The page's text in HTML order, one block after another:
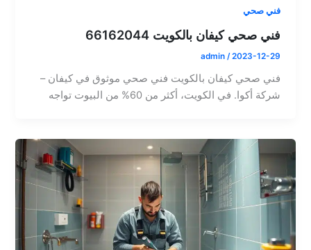
فني صحي
فني صحي كيفان بالكويت 66162044
admin /2023-12-29
فني صحي كيفان بالكويت فني صحي موثوق في كيفان –
شركة أكوا. في الكويت، أكثر من 60% من البيوت تواجه